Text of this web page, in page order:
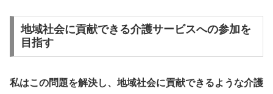
地域社会に貢献できる介護サービスへの参加を
目指す
私はこの問題を解決し、地域社会に貢献できるような介護